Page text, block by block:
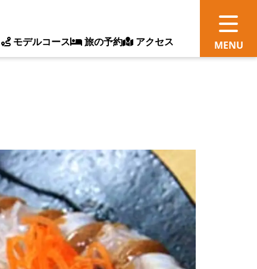
モデルコース 旅の予約 アクセス